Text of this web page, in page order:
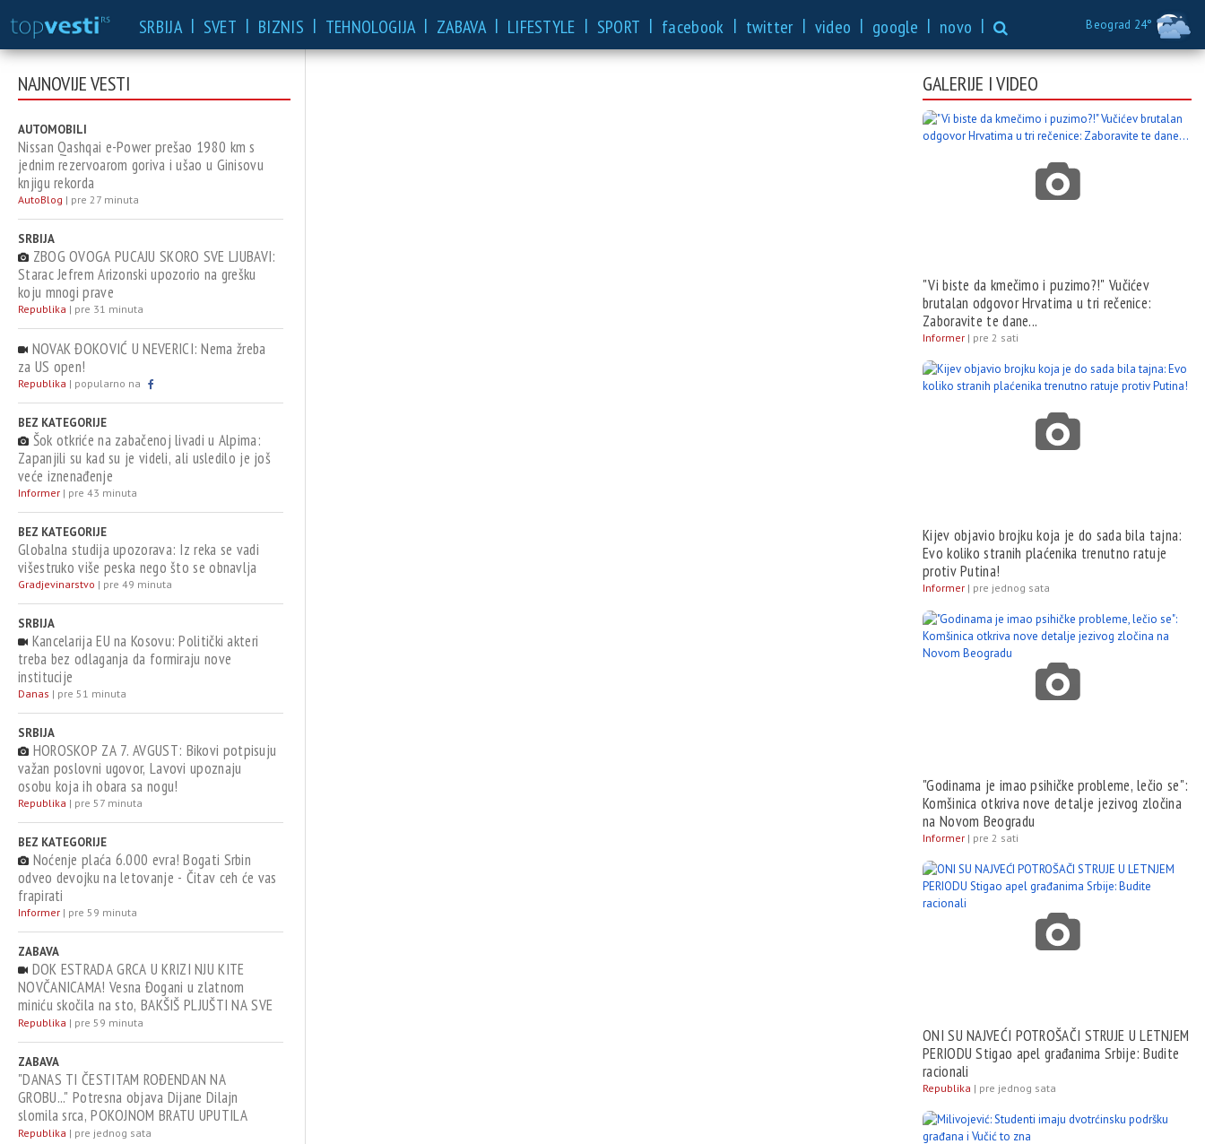
Beograd 24°
SRBIJA | SVET | BIZNIS | TEHNOLOGIJA | ZABAVA | LIFESTYLE | SPORT | facebook | twitter | video | google | novo |
NAJNOVIJE VESTI
AUTOMOBILI
Nissan Qashqai e-Power prešao 1980 km s
jednim rezervoarom goriva i ušao u Ginisovu
knjigu rekorda
AutoBlog | pre 27 minuta
SRBIJA
ZBOG OVOGA PUCAJU SKORO SVE LJUBAVI:
Starac Jefrem Arizonski upozorio na grešku
koju mnogi prave
Republika | pre 31 minuta
NOVAK ĐOKOVIĆ U NEVERICI: Nema žreba
za US open!
Republika | popularno na
BEZ KATEGORIJE
Šok otkriće na zabačenoj livadi u Alpima:
Zapanjili su kad su je videli, ali usledilo je još
veće iznenađenje
Informer | pre 43 minuta
BEZ KATEGORIJE
Globalna studija upozorava: Iz reka se vadi
višestruko više peska nego što se obnavlja
Gradjevinarstvo | pre 49 minuta
SRBIJA
Kancelarija EU na Kosovu: Politički akteri
treba bez odlaganja da formiraju nove
institucije
Danas | pre 51 minuta
SRBIJA
HOROSKOP ZA 7. AVGUST: Bikovi potpisuju
važan poslovni ugovor, Lavovi upoznaju
osobu koja ih obara sa nogu!
Republika | pre 57 minuta
BEZ KATEGORIJE
Noćenje plaća 6.000 evra! Bogati Srbin
odveo devojku na letovanje - Čitav ceh će vas
frapirati
Informer | pre 59 minuta
ZABAVA
DOK ESTRADA GRCA U KRIZI NJU KITE
NOVČANICAMA! Vesna Đogani u zlatnom
miniću skočila na sto, BAKŠIŠ PLJUŠTI NA SVE
STRANE!
Republika | pre 59 minuta
ZABAVA
"DANAS TI ČESTITAM ROĐENDAN NA
GROBU..." Potresna objava Dijane Dilajn
slomila srca, POKOJNOM BRATU UPUTILA
NAJEMOTIVNIJE REČI!
Republika | pre jednog sata
GALERIJE I VIDEO
"Vi biste da kmečimo i puzimo?!" Vučićev
brutalan odgovor Hrvatima u tri rečenice:
Zaboravite te dane...
Informer | pre 2 sati
Kijev objavio brojku koja je do sada bila tajna:
Evo koliko stranih plaćenika trenutno ratuje
protiv Putina!
Informer | pre jednog sata
"Godinama je imao psihičke probleme, lečio se":
Komšinica otkriva nove detalje jezivog zločina
na Novom Beogradu
Informer | pre 2 sati
ONI SU NAJVEĆI POTROŠAČI STRUJE U LETNJEM
PERIODU Stigao apel građanima Srbije: Budite
racionali
Republika | pre jednog sata